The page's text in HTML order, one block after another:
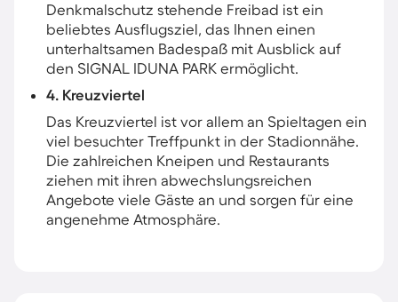
Denkmalschutz stehende Freibad ist ein
beliebtes Ausflugsziel, das Ihnen einen
unterhaltsamen Badespaß mit Ausblick auf
den SIGNAL IDUNA PARK ermöglicht.
4. Kreuzviertel
Das Kreuzviertel ist vor allem an Spieltagen ein
viel besuchter Treffpunkt in der Stadionnähe.
Die zahlreichen Kneipen und Restaurants
ziehen mit ihren abwechslungsreichen
Angebote viele Gäste an und sorgen für eine
angenehme Atmosphäre.